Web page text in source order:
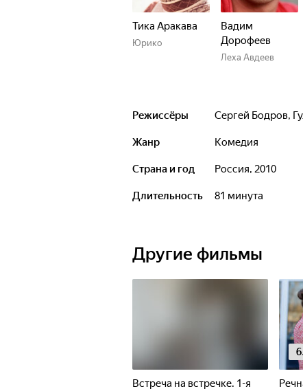
Тика Аракава
Юрико
Вадим
Дорофеев
Леха Авдеев
Режиссёры Сергей Бодров,
Жанр комедия
Страна и год Россия, 2010
Длительность 81 минута
Другие фильмы
Встреча на встречке. 1-я